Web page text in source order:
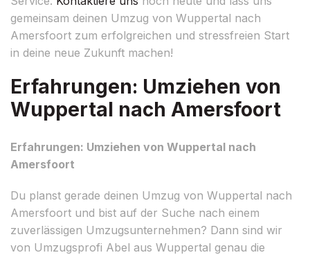
gemeinsam deinen Umzug von Wuppertal nach
Amersfoort zum erfolgreichen und stressfreien Start
in deine neue Zukunft machen!
Erfahrungen: Umziehen von
Wuppertal nach Amersfoort
Erfahrungen: Umziehen von Wuppertal nach
Amersfoort
Du planst gerade deinen Umzug von Wuppertal nach
Amersfoort und bist auf der Suche nach einem
zuverlässigen Umzugsunternehmen? Dann sind wir
von Umzugsprofi Abel aus Wuppertal genau die